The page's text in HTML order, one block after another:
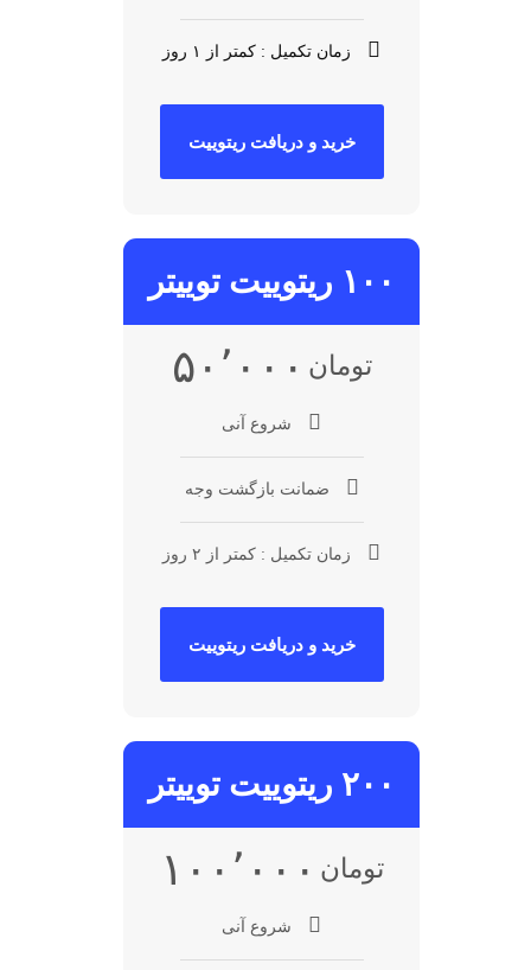
زمان تکمیل : کمتر از ۱ روز
خرید و دریافت ریتوییت
۱۰۰ ریتوییت توییتر
۵۰٬۰۰۰ تومان
شروع آنی
ضمانت بازگشت وجه
زمان تکمیل : کمتر از ۲ روز
خرید و دریافت ریتوییت
۲۰۰ ریتوییت توییتر
۱۰۰٬۰۰۰ تومان
شروع آنی